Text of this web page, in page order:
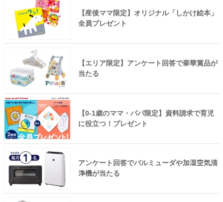
【産後ママ限定】オリジナル「しかけ絵本」
全員プレゼント
【エリア限定】アンケート回答で豪華賞品が
当たる
【0-1歳のママ・パパ限定】資料請求で育児
に役立つ！プレゼント
アンケート回答でバルミューダや加湿空気清
浄機が当たる